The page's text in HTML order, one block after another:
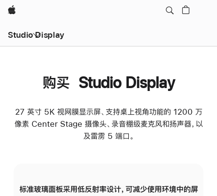
Apple
Studio Display
购买 Studio Display
27 英寸 5K 视网膜显示屏、支持桌上视角功能的 1200 万
像素 Center Stage 摄像头、录音棚级麦克风和扬声器，以
及雷雳 5 端口。
标准玻璃面板采用低反射率设计，可减少使用环境中的屏